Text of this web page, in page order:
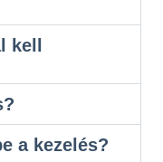
kell
a kezelés?